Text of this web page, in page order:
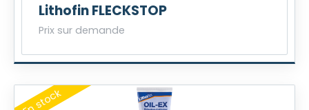
Lithofin FLECKSTOP
Prix sur demande